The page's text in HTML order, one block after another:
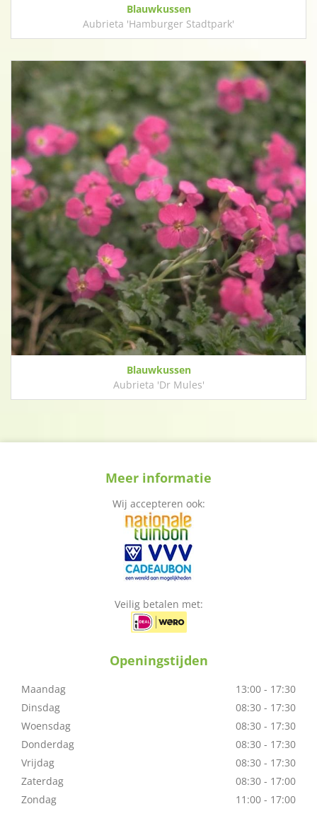
Blauwkussen
Aubrieta 'Hamburger Stadtpark'
Blauwkussen
Aubrieta 'Dr Mules'
Meer informatie
Wij accepteren ook:
Veilig betalen met:
Openingstijden
Maandag
13:00 - 17:30
Dinsdag
08:30 - 17:30
Woensdag
08:30 - 17:30
Donderdag
08:30 - 17:30
Vrijdag
08:30 - 17:30
Zaterdag
08:30 - 17:00
Zondag
11:00 - 17:00